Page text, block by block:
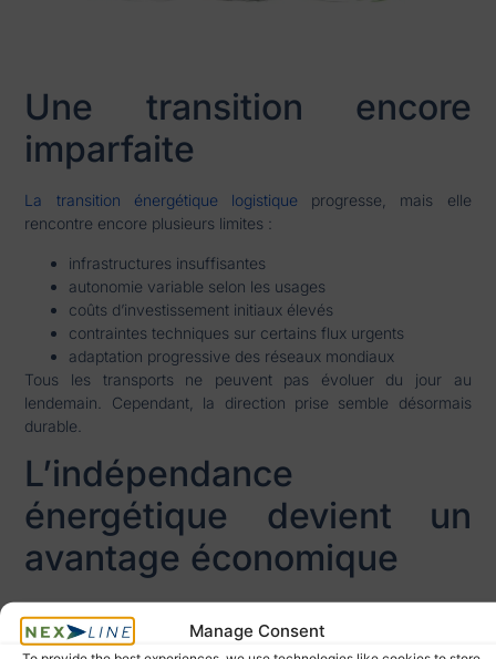
Manage Consent
Une transition encore
imparfaite
La transition énergétique logistique progresse, mais elle
rencontre encore plusieurs limites :
infrastructures insuffisantes
autonomie variable selon les usages
coûts d’investissement initiaux élevés
contraintes techniques sur certains flux urgents
adaptation progressive des réseaux mondiaux
Tous les transports ne peuvent pas évoluer du jour au
lendemain. Cependant, la direction prise semble désormais
durable.
L’indépendance
énergétique devient un
avantage économique
Lorsque le pétrole devient plus cher, plus rare ou plus instable,
les entreprises préparées absorbent mieux les chocs.